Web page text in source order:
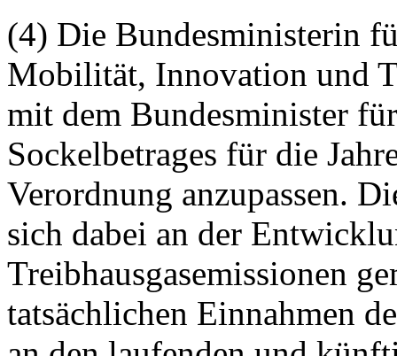
(4) Die Bundesministerin
Mobilität, Innovation und
mit dem Bundesminister
Sockelbetrages für die
Verordnung anzupassen.
sich dabei an der
Treibhausgasemissionen
tatsächlichen Einnahmen